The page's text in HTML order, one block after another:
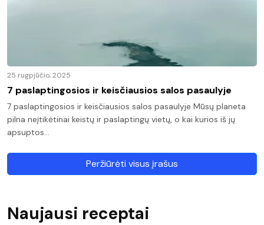
25 rugpjūčio, 2025
7 paslaptingosios ir keisčiausios salos pasaulyje
7 paslaptingosios ir keisčiausios salos pasaulyje Mūsų planeta
pilna neįtikėtinai keistų ir paslaptingų vietų, o kai kurios iš jų
apsuptos…
Peržiūrėti visus įrašus
Naujausi receptai